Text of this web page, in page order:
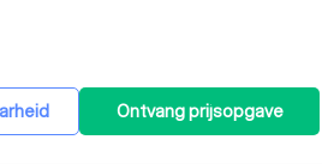
Ontvang prijsopgave